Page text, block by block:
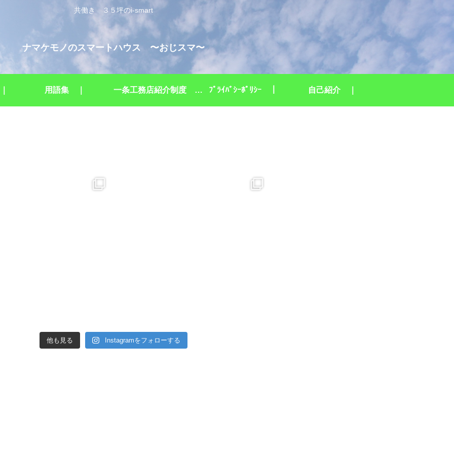
共働き ３５坪のi-smart
ナマケモノのスマートハウス 〜おじスマ〜
用語集 ｜ 一条工務店紹介制度 ｜ ﾌﾟﾗｲﾊﾞｼｰﾎﾟﾘｼｰ ｜ 自己紹介 ｜
他も見る Instagramをフォローする